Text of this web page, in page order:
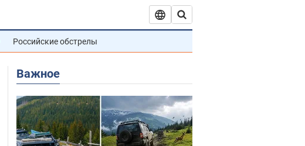
Российские обстрелы
Важное